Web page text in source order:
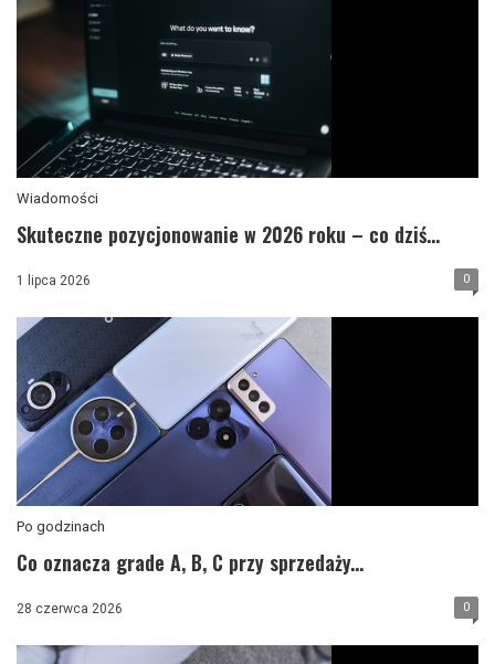
Wiadomości
Skuteczne pozycjonowanie w 2026 roku – co dziś...
1 lipca 2026 0
Po godzinach
Co oznacza grade A, B, C przy sprzedaży...
28 czerwca 2026 0